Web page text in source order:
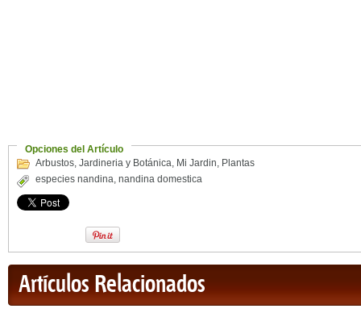
Opciones del Artículo
Arbustos, Jardineria y Botánica, Mi Jardin, Plantas
especies nandina, nandina domestica
Artículos Relacionados